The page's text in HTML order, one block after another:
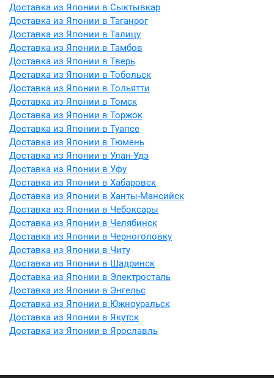
Доставка из Японии в Сыктывкар
Доставка из Японии в Таганрог
Доставка из Японии в Талицу
Доставка из Японии в Тамбов
Доставка из Японии в Тверь
Доставка из Японии в Тобольск
Доставка из Японии в Тольятти
Доставка из Японии в Томск
Доставка из Японии в Торжок
Доставка из Японии в Туапсе
Доставка из Японии в Тюмень
Доставка из Японии в Улан-Удэ
Доставка из Японии в Уфу
Доставка из Японии в Хабаровск
Доставка из Японии в Ханты-Мансийск
Доставка из Японии в Чебоксары
Доставка из Японии в Челябинск
Доставка из Японии в Черноголовку
Доставка из Японии в Читу
Доставка из Японии в Шадринск
Доставка из Японии в Электросталь
Доставка из Японии в Энгельс
Доставка из Японии в Южноуральск
Доставка из Японии в Якутск
Доставка из Японии в Ярославль